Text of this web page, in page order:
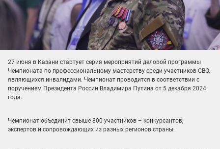
27 июня в Казани стартует серия мероприятий деловой программы
Чемпионата по профессиональному мастерству среди участников СВО,
являющихся инвалидами. Чемпионат проводится в соответствии с
поручением Президента России Владимира Путина от 5 декабря 2024
года.
Чемпионат объединит свыше 800 участников – конкурсантов,
экспертов и сопровождающих из разных регионов страны.